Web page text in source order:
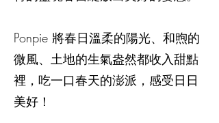
Ponpie 將春日溫柔的陽光、和煦的
微風、土地的生氣盎然都收入甜點
裡，吃一口春天的澎派，感受日日
美好！